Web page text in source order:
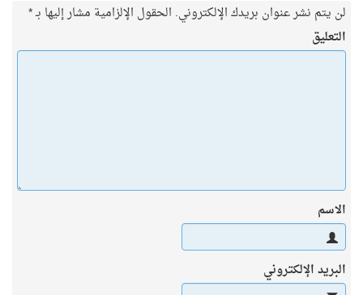
لن يتم نشر عنوان بريدك الإلكتروني. الحقول الإلزامية مشار إليها بـ*
التعليق
الاسم
البريد الإلكتروني